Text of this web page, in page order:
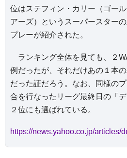
位はステフィン・カリー（ゴー
アーズ）というスーパースター
プレーが紹介された。
ランキング全体を見ても、２
例だったが、それだけあの１本
だった証だろう。なお、同様の
合を行なったリーグ最終日の「
２位にも選ばれている。